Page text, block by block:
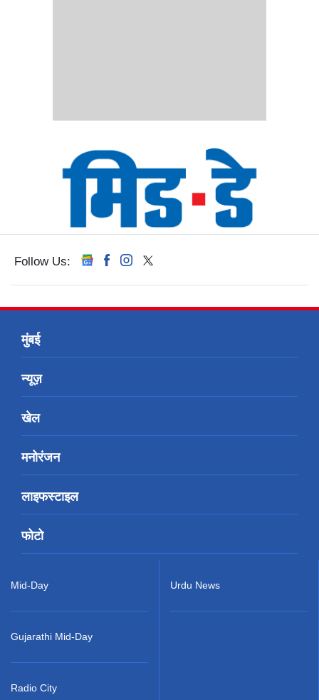
Follow Us:
मुंबई
न्यूज़
खेल
मनोरंजन
लाइफस्टाइल
फोटो
Mid-Day
Gujarathi Mid-Day
Radio City
Urdu News